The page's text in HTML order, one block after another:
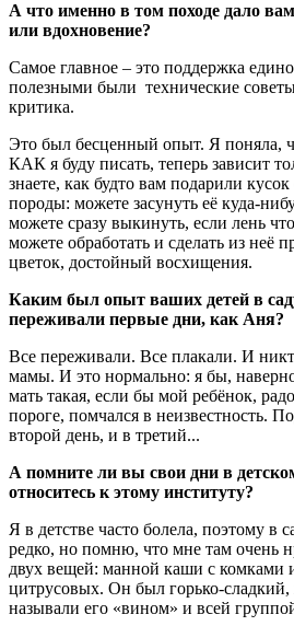
А что именно в том походе дало
или вдохновение?
Самое главное – это поддержка
полезными были технические
критика.
Это был бесценный опыт. Я поняла,
КАК я буду писать, теперь зависит
знаете, как будто вам подарили
породы: можете засунуть её куда-
можете сразу выкинуть, если лень
можете обработать и сделать из неё
цветок, достойный восхищения.
Каким был опыт ваших детей в
переживали первые дни, как Аня?
Все переживали. Все плакали. И
мамы. И это нормально: я бы,
мать такая, если бы мой ребёнок,
пороге, помчался в неизвестность.
второй день, и в третий...
А помните ли вы свои дни в
относитесь к этому институту?
Я в детстве часто болела, поэтому в
редко, но помню, что мне там очень
двух вещей: манной каши с комками
цитрусовых. Он был горько-
называли его «вином» и всей